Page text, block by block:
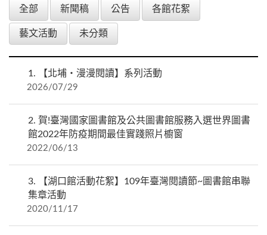
全部 新聞稿 公告 各館花絮
藝文活動 未分類
1. 【北埔‧漫漫閱讀】系列活動
2026/07/29
2. 賀!臺灣國家圖書館及公共圖書館服務入選世界圖書
館2022年防疫期間最佳實踐照片櫥窗
2022/06/13
3.
【湖口館活動花絮】109年臺灣閱讀節~圖書館串聯
集章活動
2020/11/17